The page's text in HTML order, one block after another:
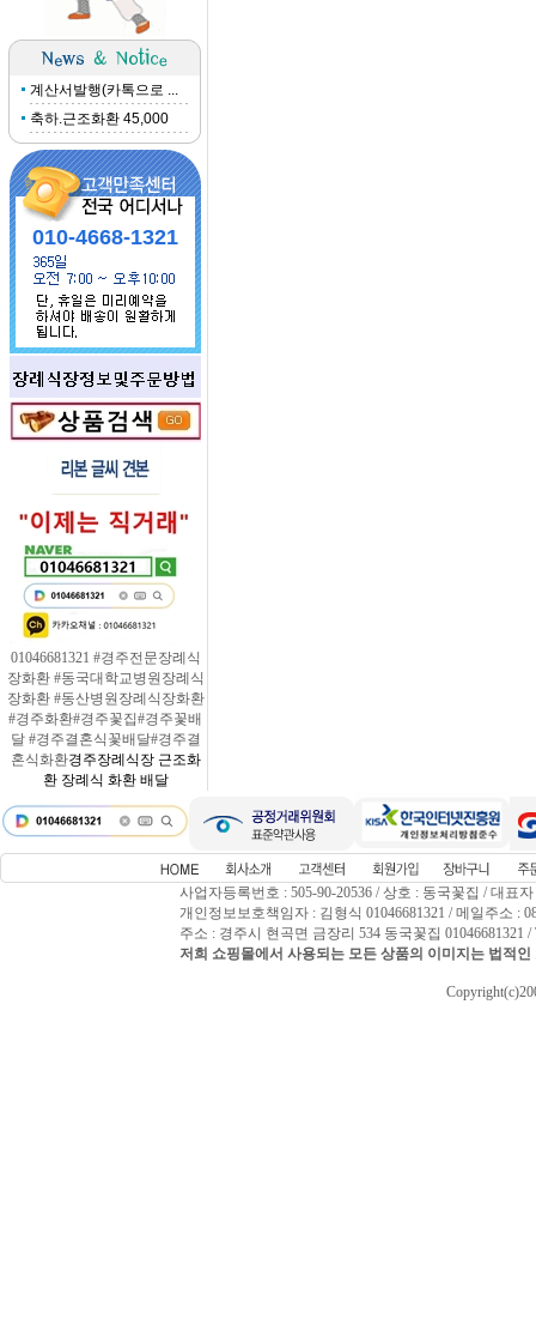
계산서발행(카톡으로 ...
축하.근조화환 45,000
010-4668-1321
01046681321 #경주전문장례식
장화환 #동국대학교병원장례식
장화환 #동산병원장례식장화환
#경주화환#경주꽃집#경주꽃배
달 #경주결혼식꽃배달#경주결
혼식화환경주장례식장 근조화
환 장례식 화환 배달
사업자등록번호 : 505-90-20536 / 상호 : 동국꽃집 / 대표
개인정보보호책임자 : 김형식 01046681321 / 메일주소 :
주소 : 경주시 현곡면 금장리 534 동국꽃집 01046681321
저희 쇼핑몰에서 사용되는 모든 상품의 이미지는 법적